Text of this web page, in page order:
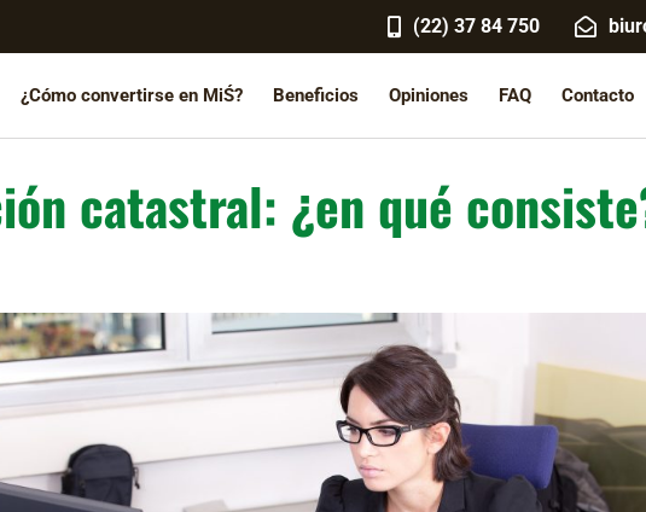
(22) 37 84 750
¿Cómo convertirse en MiŚ? Beneficios Opiniones FAQ Contacto
catastral: ¿en qué